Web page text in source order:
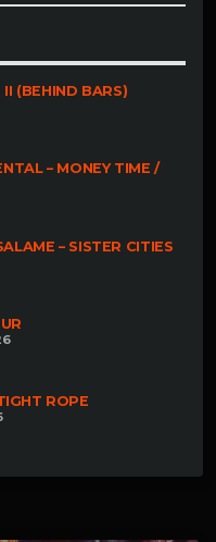
(BEHIND BARS)
– MONEY TIME /
– SISTER CITIES
ROPE